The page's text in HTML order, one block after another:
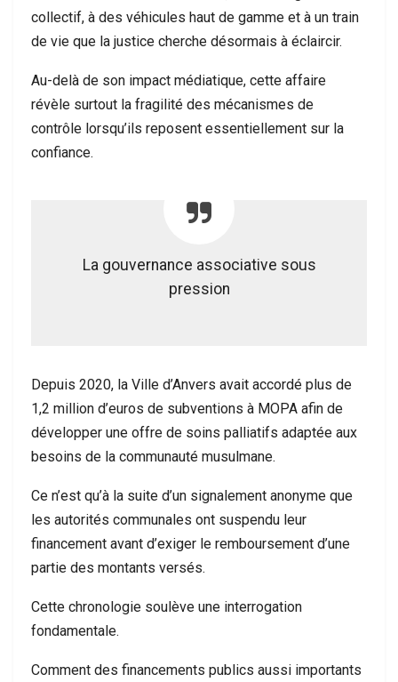
collectif, à des véhicules haut de gamme et à un train
de vie que la justice cherche désormais à éclaircir.
Au-delà de son impact médiatique, cette affaire
révèle surtout la fragilité des mécanismes de
contrôle lorsqu’ils reposent essentiellement sur la
confiance.
La gouvernance associative sous
pression
Depuis 2020, la Ville d’Anvers avait accordé plus de
1,2 million d’euros de subventions à MOPA afin de
développer une offre de soins palliatifs adaptée aux
besoins de la communauté musulmane.
Ce n’est qu’à la suite d’un signalement anonyme que
les autorités communales ont suspendu leur
financement avant d’exiger le remboursement d’une
partie des montants versés.
Cette chronologie soulève une interrogation
fondamentale.
Comment des financements publics aussi importants